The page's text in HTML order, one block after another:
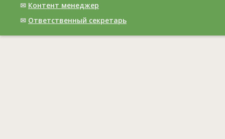
✉ Контент менеджер
✉ Ответственный cекретарь